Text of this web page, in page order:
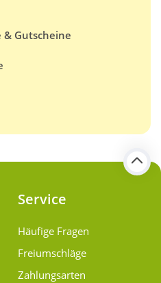
& Gutscheine
Service
Häufige Fragen
Freiumschläge
Zahlungsarten